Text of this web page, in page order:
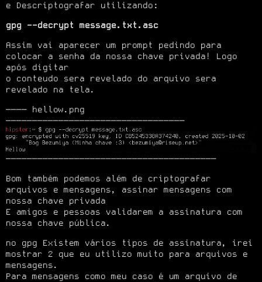
e Descriptografar utilizando:
gpg --decrypt message.txt.asc
Assim vai aparecer um prompt pedindo para
colocar a senha da nossa chave privada! Logo
após digitar
o conteudo sera revelado do arquivo sera
revelado na tela.
──── hellow.png
────────────────────────────────────────
Bom também podemos além de criptografar
arquivos e mensagens, assinar mensagens com
nossa chave privada
E amigos e pessoas validarem a assinatura com
nossa chave pública.
no gpg Existem vários tipos de assinatura, irei
mostrar 2 que eu utilizo muito para arquivos e
mensagens.
Para mensagens como meu caso é um arquivo de